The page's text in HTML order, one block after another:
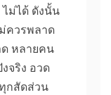
ม่ได้ ดังนั้น
ควรพลาด
ด หลายคน
จริง อวด
กสัดส่วน